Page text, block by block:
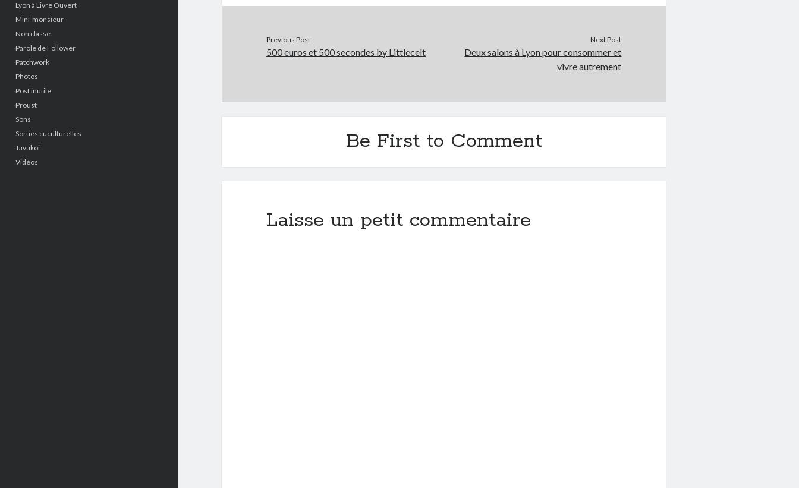
Lyon à Livre Ouvert
Mini-monsieur
Non classé
Parole de Follower
Patchwork
Photos
Post inutile
Proust
Sons
Sorties cuculturelles
Tavukoi
Vidéos
Previous Post
500 euros et 500 secondes by Littlecelt
Next Post
Deux salons à Lyon pour consommer et
vivre autrement
Be First to Comment
Laisse un petit commentaire